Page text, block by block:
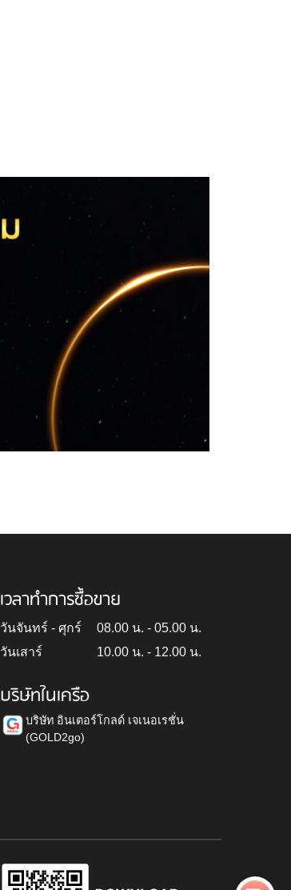
เวลาทำการซื้อขาย
วันจันทร์ - ศุกร์
08.00 น. - 05.00 น.
วันเสาร์
10.00 น. - 12.00 น.
บริษัทในเครือ
บริษัท อินเตอร์โกลด์ เจเนอเรชั่น
(GOLD2go)